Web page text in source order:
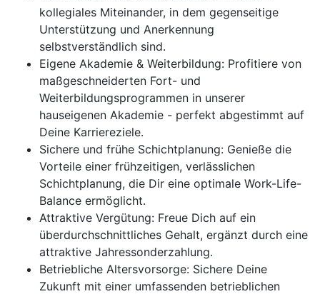
kollegiales Miteinander, in dem gegenseitige
Unterstützung und Anerkennung
selbstverständlich sind.
Eigene Akademie & Weiterbildung: Profitiere von
maßgeschneiderten Fort- und
Weiterbildungsprogrammen in unserer
hauseigenen Akademie - perfekt abgestimmt auf
Deine Karriereziele.
Sichere und frühe Schichtplanung: Genieße die
Vorteile einer frühzeitigen, verlässlichen
Schichtplanung, die Dir eine optimale Work-Life-
Balance ermöglicht.
Attraktive Vergütung: Freue Dich auf ein
überdurchschnittliches Gehalt, ergänzt durch eine
attraktive Jahressonderzahlung.
Betriebliche Altersvorsorge: Sichere Deine
Zukunft mit einer umfassenden betrieblichen